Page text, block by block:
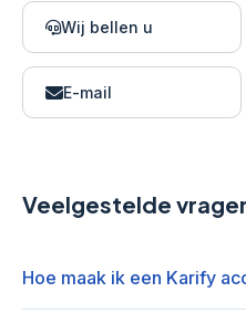
Wij bellen u
E-mail
Veelgestelde
Hoe maak ik een Karify